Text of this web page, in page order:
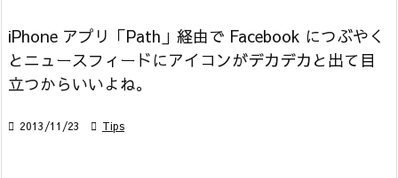
iPhone アプリ「Path」経由で Facebook につぶやく
とニュースフィードにアイコンがデカデカと出て目
立つからいいよね。
 2013/11/23  Tips